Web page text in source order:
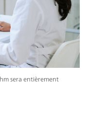
sera entièrement